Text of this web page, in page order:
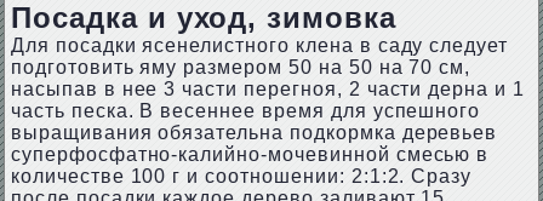
Посадка и уход, зимовка
Для посадки ясенелистного клена в саду следует
подготовить яму размером 50 на 50 на 70 см,
насыпав в нее 3 части перегноя, 2 части дерна и 1
часть песка. В весеннее время для успешного
выращивания обязательна подкормка деревьев
суперфосфатно-калийно-мочевинной смесью в
количестве 100 г и соотношении: 2:1:2. Сразу